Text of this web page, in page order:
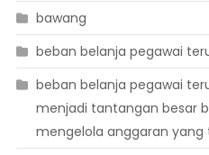
bawang
beban belanja pegawai
beban belanja pegawai
menjadi tantangan besar
mengelola anggaran yang